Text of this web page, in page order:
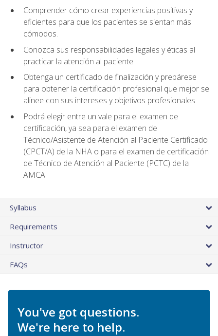
Comprender cómo crear experiencias positivas y
eficientes para que los pacientes se sientan más
cómodos.
Conozca sus responsabilidades legales y éticas al
practicar la atención al paciente
Obtenga un certificado de finalización y prepárese
para obtener la certificación profesional que mejor se
alinee con sus intereses y objetivos profesionales
Podrá elegir entre un vale para el examen de
certificación, ya sea para el examen de
Técnico/Asistente de Atención al Paciente Certificado
(CPCT/A) de la NHA o para el examen de certificación
de Técnico de Atención al Paciente (PCTC) de la
AMCA
Syllabus
Requirements
Instructor
FAQs
You've got questions.
We're here to help.